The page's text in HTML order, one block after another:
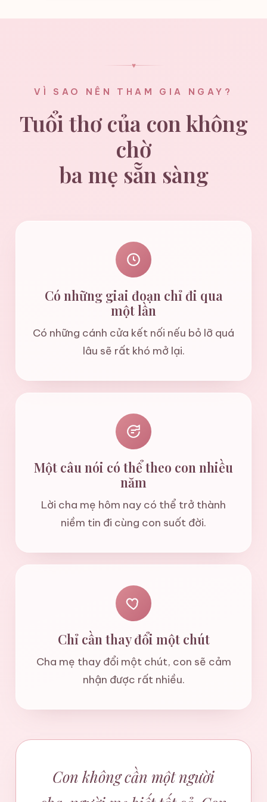
đầu mềm lại.
♥
VÌ SAO NÊN THAM GIA NGAY?
Tuổi thơ của con không
chờ
ba mẹ sẵn sàng
Có những giai đoạn chỉ đi qua
một lần
Có những cánh cửa kết nối nếu bỏ lỡ quá
lâu sẽ rất khó mở lại.
Một câu nói có thể theo con nhiều
năm
Lời cha mẹ hôm nay có thể trở thành
niềm tin đi cùng con suốt đời.
Chỉ cần thay đổi một chút
Cha mẹ thay đổi một chút, con sẽ cảm
nhận được rất nhiều.
Con không cần một người